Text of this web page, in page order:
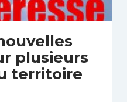
plusieurs
territoire